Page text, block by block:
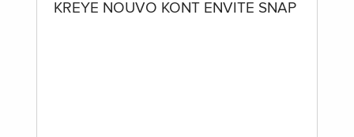
KREYE NOUVO KONT ENVITE SNAP